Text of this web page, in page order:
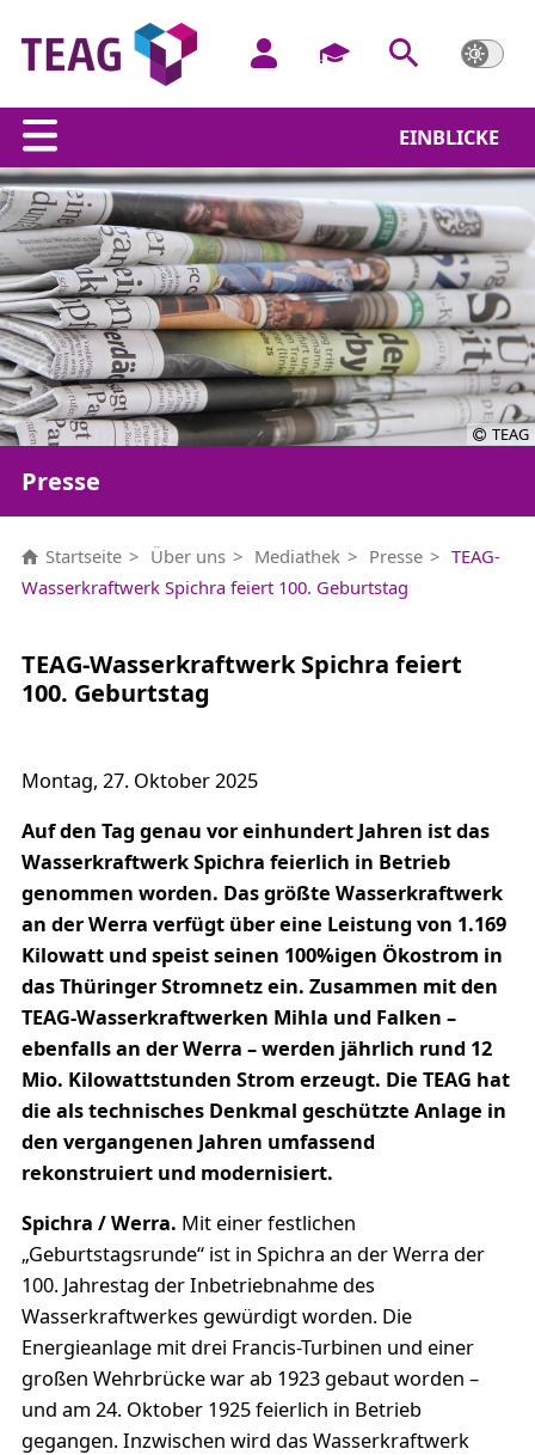
EINBLICKE
TEAG
Presse
Startseite Über uns Mediathek Presse
TEAG-
Wasserkraftwerk Spichra feiert 100. Geburtstag
TEAG-Wasserkraftwerk Spichra feiert
100. Geburtstag
Montag, 27. Oktober 2025
Auf den Tag genau vor einhundert Jahren ist das
Wasserkraftwerk Spichra feierlich in Betrieb
genommen worden. Das größte Wasserkraftwerk
an der Werra verfügt über eine Leistung von 1.169
Kilowatt und speist seinen 100%igen Ökostrom in
das Thüringer Stromnetz ein. Zusammen mit den
TEAG-Wasserkraftwerken Mihla und Falken –
ebenfalls an der Werra – werden jährlich rund 12
Mio. Kilowattstunden Strom erzeugt. Die TEAG hat
die als technisches Denkmal geschützte Anlage in
den vergangenen Jahren umfassend
rekonstruiert und modernisiert.
Spichra / Werra. Mit einer festlichen
„Geburtstagsrunde“ ist in Spichra an der Werra der
100. Jahrestag der Inbetriebnahme des
Wasserkraftwerkes gewürdigt worden. Die
Energieanlage mit drei Francis-Turbinen und einer
großen Wehrbrücke war ab 1923 gebaut worden –
und am 24. Oktober 1925 feierlich in Betrieb
gegangen. Inzwischen wird das Wasserkraftwerk